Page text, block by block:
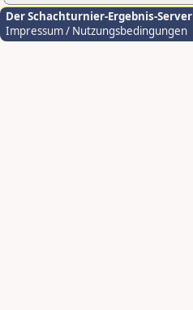
Der Schachturnier-Ergebnis-Server
Impressum / Nutzungsbedingungen